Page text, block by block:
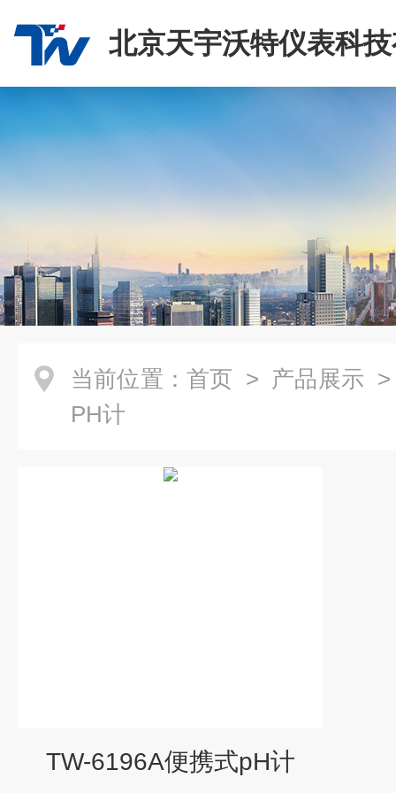
北京天宇沃特仪表科
司
当前位置： 首页 > 产品展示
PH计
TW-6196A便携式pH计